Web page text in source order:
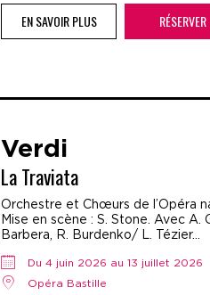
EN SAVOIR PLUS RÉSERVER
Verdi
La Traviata
Orchestre et Chœurs de l’Opéra
Mise en scène : S. Stone. Avec A.
Barbera, R. Burdenko/ L. Tézier…
Du 4 juin 2026 au 13 juillet 2026
Opéra Bastille